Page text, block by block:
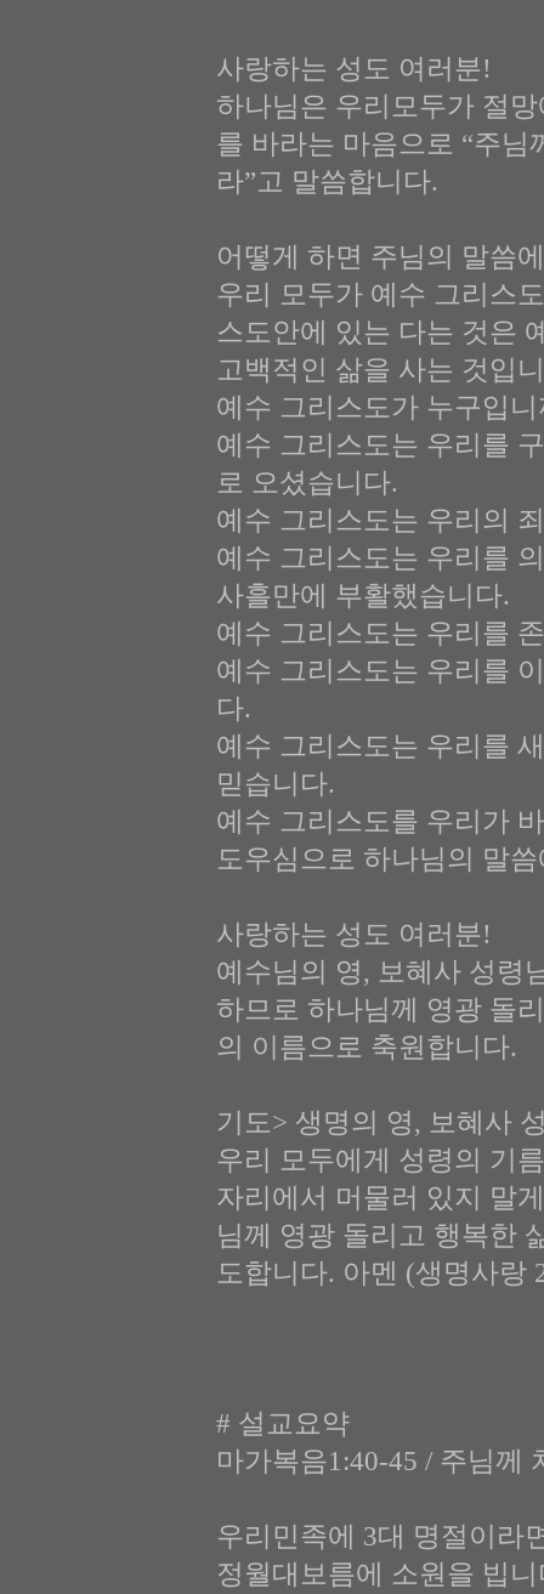
사랑하는 성도 여러분!
하나님은 우리모두가 절
를 바라는 마음으로 “주님
라”고 말씀합니다.
어떻게 하면 주님의 말씀
우리 모두가 예수 그리스
스도안에 있는 다는 것은
고백적인 삶을 사는 것입
예수 그리스도가 누구입니
예수 그리스도는 우리를
로 오셨습니다.
예수 그리스도는 우리의
예수 그리스도는 우리를
사흘만에 부활했습니다.
예수 그리스도는 우리를
예수 그리스도는 우리를
다.
예수 그리스도는 우리를
믿습니다.
예수 그리스도를 우리가
도우심으로 하나님의 말
사랑하는 성도 여러분!
예수님의 영, 보혜사 성령
하므로 하나님께 영광 돌
의 이름으로 축원합니다.
기도> 생명의 영, 보혜사
우리 모두에게 성령의 기
자리에서 머물러 있지 말
님께 영광 돌리고 행복한
도합니다. 아멘 (생명사랑
# 설교요약
마가복음1:40-45 / 주님께
우리민족에 3대 명절이라
정월대보름에 소원을 빕